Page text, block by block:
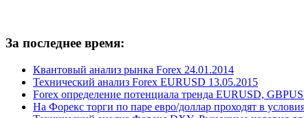
За последнее время:
Квантовый анализ рынка Forex 24.01.2014
Технический анализ Forex EURUSD 13.05.2015
Forex определение потенциала тренда EURUSD,
На Форекс торги по паре евро/доллар проходят в